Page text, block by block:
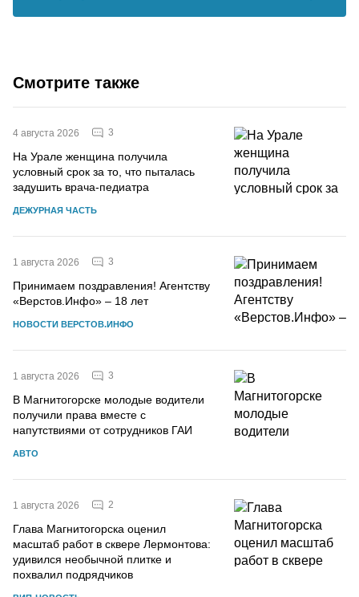
Смотрите также
4 августа 2026 3
На Урале женщина получила
условный срок за то, что пыталась
задушить врача-педиатра
ДЕЖУРНАЯ ЧАСТЬ
1 августа 2026 3
Принимаем поздравления! Агентству
«Верстов.Инфо» – 18 лет
НОВОСТИ ВЕРСТОВ.ИНФО
1 августа 2026 3
В Магнитогорске молодые водители
получили права вместе с
напутствиями от сотрудников ГАИ
АВТО
1 августа 2026 2
Глава Магнитогорска оценил
масштаб работ в сквере Лермонтова:
удивился необычной плитке и
похвалил подрядчиков